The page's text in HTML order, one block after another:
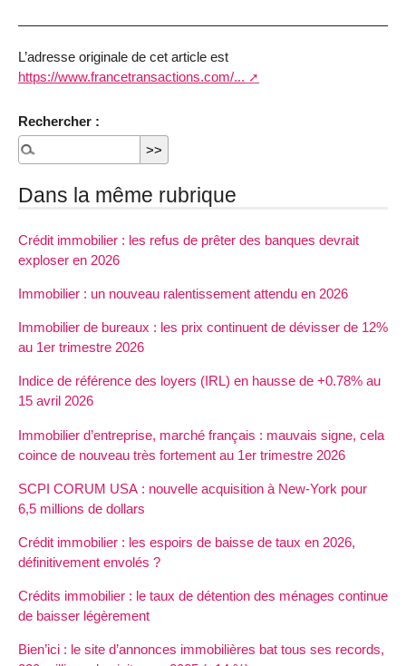
L’adresse originale de cet article est
https://www.francetransactions.com/...
Rechercher :
Dans la même rubrique
Crédit immobilier : les refus de prêter des banques devrait
exploser en 2026
Immobilier : un nouveau ralentissement attendu en 2026
Immobilier de bureaux : les prix continuent de dévisser de 12%
au 1er trimestre 2026
Indice de référence des loyers (IRL) en hausse de +0.78% au
15 avril 2026
Immobilier d’entreprise, marché français : mauvais signe, cela
coince de nouveau très fortement au 1er trimestre 2026
SCPI CORUM USA : nouvelle acquisition à New-York pour
6,5 millions de dollars
Crédit immobilier : les espoirs de baisse de taux en 2026,
définitivement envolés ?
Crédits immobilier : le taux de détention des ménages continue
de baisser légèrement
Bien’ici : le site d’annonces immobilières bat tous ses records,